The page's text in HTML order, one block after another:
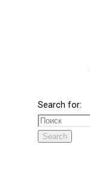
Search for:
Search